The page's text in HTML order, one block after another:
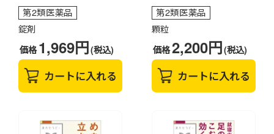
第2類医薬品
錠剤
価格1,969円(税込)
カートに入れる
第2類医薬品
顆粒
価格2,200円(税込)
カートに入れる